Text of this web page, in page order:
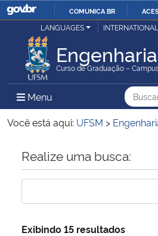
IR
O
COMUNICA BR
Ministério da Justiça e Segurança Pública
Ministério da Defesa
Ministério das Relações Exteriores
Ministério da Economia
Ministério da Infraestrutura
LANGUAGES INTERNATIONAL
Curso de Graduação –
Menu Menu Principal do Sítio
Busca:
Você está aqui: UFSM >
Início do conteúdo
Realize uma busca:
Exibindo 15 resultados